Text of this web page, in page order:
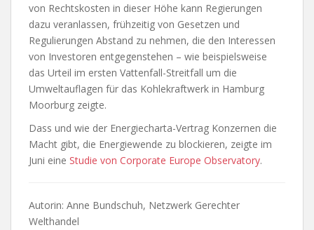
von Rechtskosten in dieser Höhe kann Regierungen
dazu veranlassen, frühzeitig von Gesetzen und
Regulierungen Abstand zu nehmen, die den Interessen
von Investoren entgegenstehen – wie beispielsweise
das Urteil im ersten Vattenfall-Streitfall um die
Umweltauflagen für das Kohlekraftwerk in Hamburg
Moorburg zeigte.
Dass und wie der Energiecharta-Vertrag Konzernen die
Macht gibt, die Energiewende zu blockieren, zeigte im
Juni eine Studie von Corporate Europe Observatory.
Autorin: Anne Bundschuh, Netzwerk Gerechter
Welthandel